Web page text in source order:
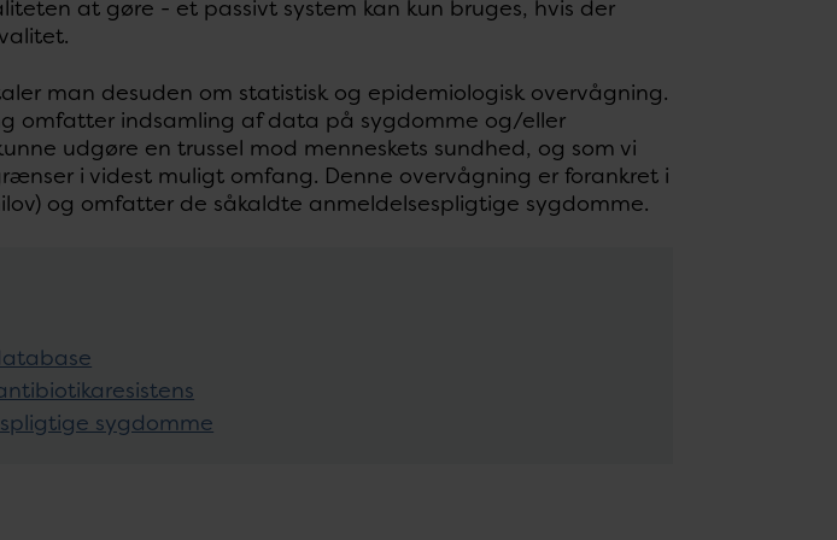
at gøre - et passivt system kan kun bruges, hvis der
man desuden om statistisk og epidemiologisk overvågning.
omfatter indsamling af data på sygdomme og/eller
udgøre en trussel mod menneskets sundhed, og som vi
i videst muligt omfang. Denne overvågning er forankret i
og omfatter de såkaldte anmeldelsespligtige sygdomme.
sygdomme